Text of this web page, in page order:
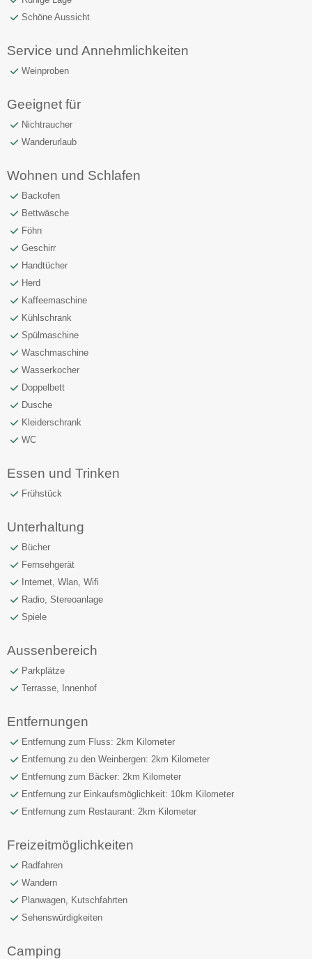
Schöne Aussicht
Service und Annehmlichkeiten
Weinproben
Geeignet für
Nichtraucher
Wanderurlaub
Wohnen und Schlafen
Backofen
Bettwäsche
Föhn
Geschirr
Handtücher
Herd
Kaffeemaschine
Kühlschrank
Spülmaschine
Waschmaschine
Wasserkocher
Doppelbett
Dusche
Kleiderschrank
WC
Essen und Trinken
Frühstück
Unterhaltung
Bücher
Fernsehgerät
Internet, Wlan, Wifi
Radio, Stereoanlage
Spiele
Aussenbereich
Parkplätze
Terrasse, Innenhof
Entfernungen
Entfernung zum Fluss: 2km Kilometer
Entfernung zu den Weinbergen: 2km Kilometer
Entfernung zum Bäcker: 2km Kilometer
Entfernung zur Einkaufsmöglichkeit: 10km Kilometer
Entfernung zum Restaurant: 2km Kilometer
Freizeitmöglichkeiten
Radfahren
Wandern
Planwagen, Kutschfahrten
Sehenswürdigkeiten
Camping